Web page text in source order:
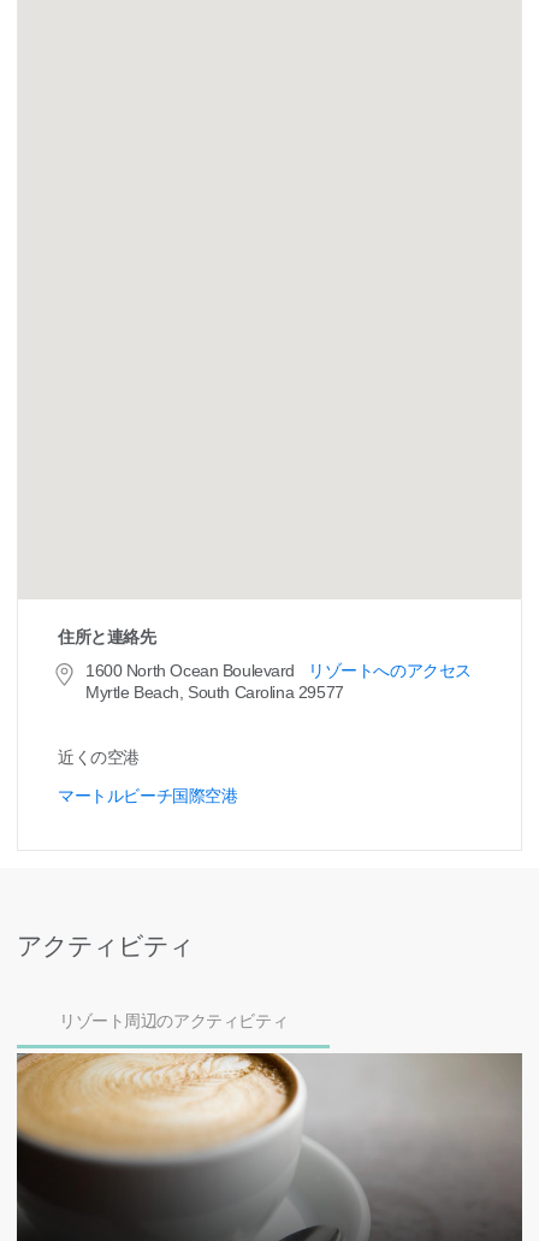
住所と連絡先
リゾートへのアクセス
1600 North Ocean Boulevard
Myrtle Beach, South Carolina 29577
近くの空港
マートルビーチ国際空港
アクティビティ
リゾート周辺のアクティビティ